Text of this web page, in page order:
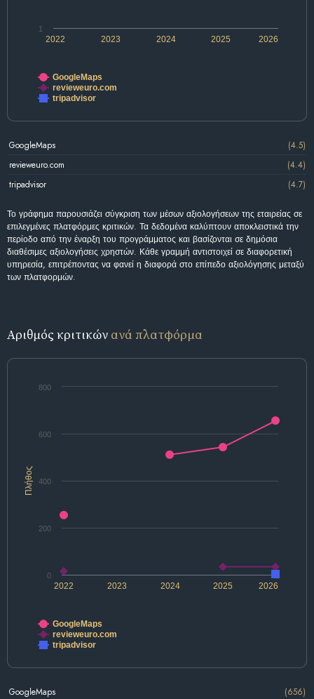
2022 2024 2026
2023 2025
1
GoogleMaps
revieweuro.com
tripadvisor
GoogleMaps
(4.5)
revieweuro.com
(4.4)
tripadvisor
(4.7)
Το γράφημα παρουσιάζει σύγκριση των μέσων αξιολογήσεων της εταιρείας σε
επιλεγμένες πλατφόρμες κριτικών. Τα δεδομένα καλύπτουν αποκλειστικά την
περίοδο από την έναρξη του προγράμματος και βασίζονται σε δημόσια
διαθέσιμες αξιολογήσεις χρηστών. Κάθε γραμμή αντιστοιχεί σε διαφορετική
υπηρεσία, επιτρέποντας να φανεί η διαφορά στο επίπεδο αξιολόγησης μεταξύ
των πλατφορμών.
Αριθμός κριτικών ανά πλατφόρμα
Πλήθος
2022 2024 2026
2023 2025
0
200
400
600
800
GoogleMaps
revieweuro.com
tripadvisor
GoogleMaps
(656)